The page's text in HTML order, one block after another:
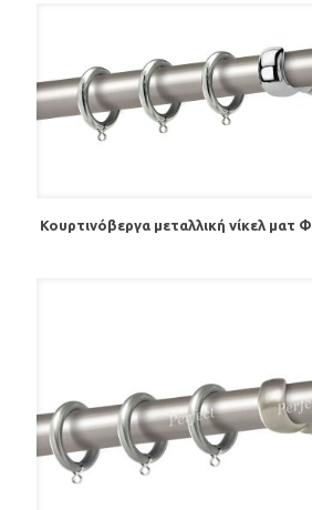
Κουρτινόβεργα μεταλλική νίκελ ματ